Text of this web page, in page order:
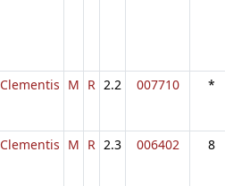
Clementis M R 2.2 007710 *
Clementis M R 2.3 006402 8